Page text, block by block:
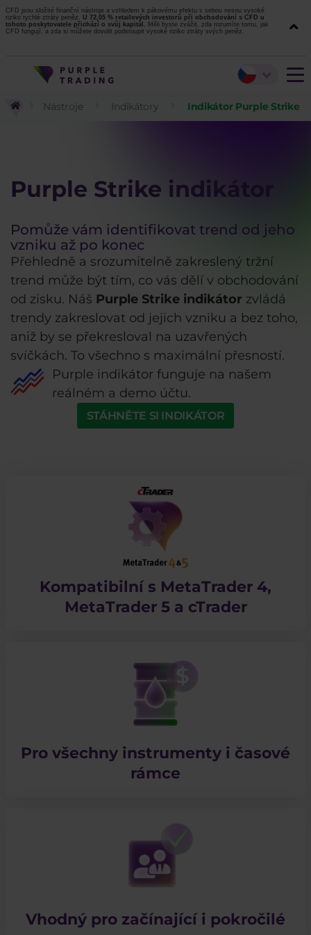
CFD jsou složité finanční nástroje a vzhledem k pákovému efektu s sebou nesou vysoké
riziko rychlé ztráty peněz. U 72,05 % retailových investorů při obchodování s CFD u
tohoto poskytovatele přichází o svůj kapitál. Měli byste zvážit, zda rozumíte tomu, jak
CFD fungují, a zda si můžete dovolit podstoupit vysoké riziko ztráty svých peněz.
Nástroje Indikátory Indikátor Purple Strike
Purple Strike indikátor
Pomůže vám identifikovat trend od jeho
vzniku až po konec
Přehledně a srozumitelně zakreslený tržní
trend může být tím, co vás dělí v obchodování
od zisku. Náš Purple Strike indikátor zvládá
trendy zakreslovat od jejich vzniku a bez toho,
aniž by se překresloval na uzavřených
svíčkách. To všechno s maximální přesností.
Purple indikátor funguje na našem
reálném a demo účtu.
STÁHNĚTE SI INDIKÁTOR
Kompatibilní s MetaTrader 4,
MetaTrader 5 a cTrader
Pro všechny instrumenty i časové
rámce
​Vhodný pro začínající i pokročilé